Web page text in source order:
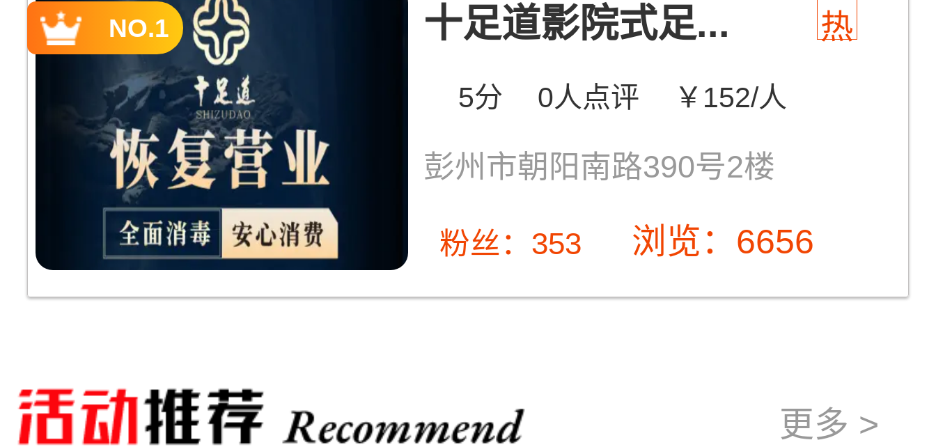
NO.1 十足道影院式足... 热
5分 0人点评 ￥152/人
彭州市朝阳南路390号2楼
粉丝：353 浏览：6656
更多 >